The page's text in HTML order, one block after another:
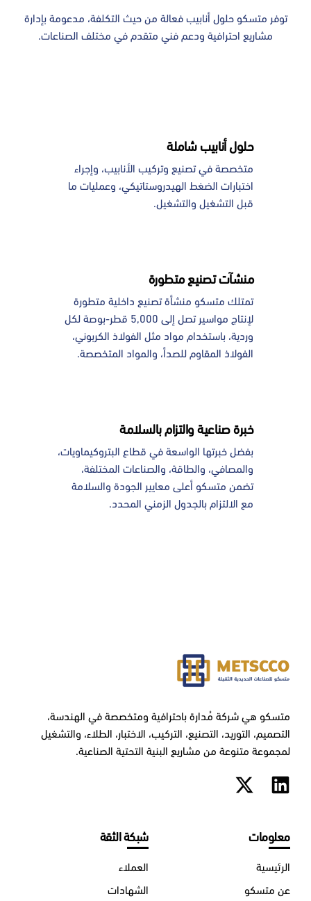
توفر متسكو حلول أنابيب فعالة من حيث التكلفة، مدعومة بإدارة
مشاريع احترافية ودعم فني متقدم في مختلف الصناعات.
حلول أنابيب شاملة
متخصصة في تصنيع وتركيب الأنابيب، وإجراء
اختبارات الضغط الهيدروستاتيكي، وعمليات ما
قبل التشغيل والتشغيل.
منشآت تصنيع متطورة
تمتلك متسكو منشأة تصنيع داخلية متطورة
لإنتاج مواسير تصل إلى 5,000 قطر-بوصة لكل
وردية، باستخدام مواد مثل الفولاذ الكربوني،
الفولاذ المقاوم للصدأ، والمواد المتخصصة.
خبرة صناعية والتزام بالسلامة
بفضل خبرتها الواسعة في قطاع البتروكيماويات،
والمصافي، والطاقة، والصناعات المختلفة،
تضمن متسكو أعلى معايير الجودة والسلامة
مع الالتزام بالجدول الزمني المحدد.
متسكو هي شركة مُدارة باحترافية ومتخصصة في الهندسة،
التصميم، التوريد، التصنيع، التركيب، الاختبار، الطلاء، والتشغيل
لمجموعة متنوعة من مشاريع البنية التحتية الصناعية.
معلومات
الرئيسية
عن متسكو
شبكة الثقة
العملاء
الشهادات